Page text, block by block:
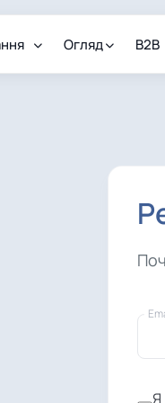
Огляд B2B
Я